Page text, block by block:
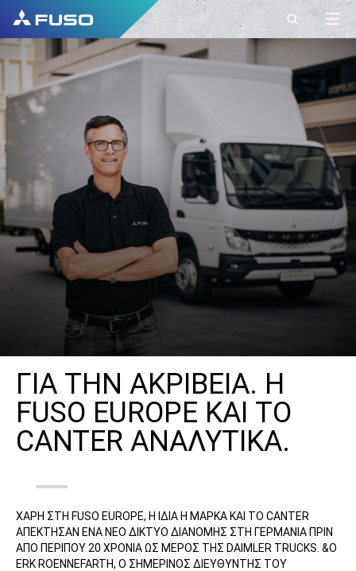
ΓΙΑ ΤΗΝ ΑΚΡΙΒΕΙΑ. Η
FUSO EUROPE ΚΑΙ ΤΟ
CANTER ΑΝΑΛΥΤΙΚΑ.
CONTACT
ΣΤΟΙΧΕΙΑ
ΕΠΙΚΟΙΝΩΝΙΑΣ ΜΕ
ΤΗ FUSO EUROPE
Έχετε ερωτήσεις;\nΣτείλτε μας το αίτημά
σας χρησιμοποιώντας αυτή τη φόρμα
επικοινωνίας.\n
ΕΠΏΝΥΜΟ*
ΚΑΤΗΓΟΡΊΑ ΑΙΤΉΜΑΤΟΣ*
Η ΧΏΡΑ ΣΑΣ*
ΧΑΡΗ ΣΤΗ FUSO EUROPE, Η ΙΔΙΑ Η ΜΑΡΚΑ ΚΑΙ ΤΟ CANTER
ΑΠΕΚΤΗΣΑΝ ΕΝΑ ΝΕΟ ΔΙΚΤΥΟ ΔΙΑΝΟΜΗΣ ΣΤΗ ΓΕΡΜΑΝΙΑ ΠΡΙΝ
ΑΠΟ ΠΕΡΙΠΟΥ 20 ΧΡΟΝΙΑ ΩΣ ΜΕΡΟΣ ΤΗΣ DAIMLER TRUCKS. &Ο
ERK ROENNEFARTH, Ο ΣΗΜΕΡΙΝΟΣ ΔΙΕΥΘΥΝΤΗΣ ΤΟΥ